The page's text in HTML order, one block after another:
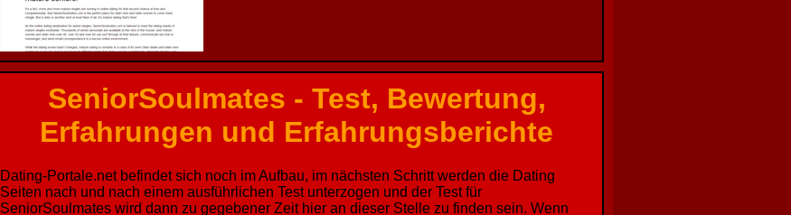
SeniorSoulmates - Test, Bewertung,
Erfahrungen und Erfahrungsberichte
Dating-Portale.net befindet sich noch im Aufbau, im nächsten Schritt werden die Dating
Seiten nach und nach einem ausführlichen Test unterzogen und der Test für
SeniorSoulmates wird dann zu gegebener Zeit hier an dieser Stelle zu finden sein. Wenn